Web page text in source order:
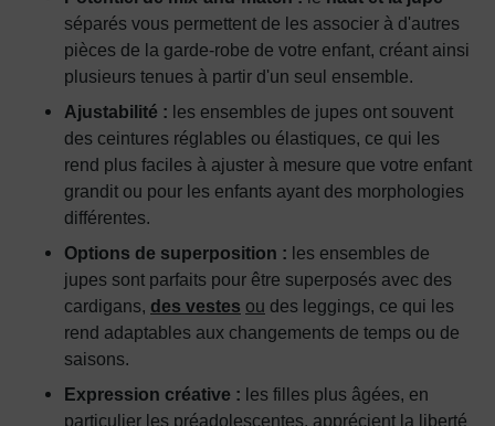
séparés vous permettent de les associer à d'autres
pièces de la garde-robe de votre enfant, créant ainsi
plusieurs tenues à partir d'un seul ensemble.
Ajustabilité : les ensembles de jupes ont souvent
des ceintures réglables ou élastiques, ce qui les
rend plus faciles à ajuster à mesure que votre enfant
grandit ou pour les enfants ayant des morphologies
différentes.
Options de superposition : les ensembles de
jupes sont parfaits pour être superposés avec des
cardigans, des vestes ou des leggings, ce qui les
rend adaptables aux changements de temps ou de
saisons.
Expression créative : les filles plus âgées, en
particulier les préadolescentes, apprécient la liberté